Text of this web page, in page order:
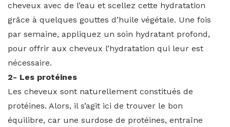
cheveux avec de l’eau et scellez cette hydratation
grâce à quelques gouttes d’huile végétale. Une fois
par semaine, appliquez un soin hydratant profond,
pour offrir aux cheveux l’hydratation qui leur est
nécessaire.
2- Les protéines
Les cheveux sont naturellement constitués de
protéines. Alors, il s’agit ici de trouver le bon
équilibre, car une surdose de protéines, entraîne